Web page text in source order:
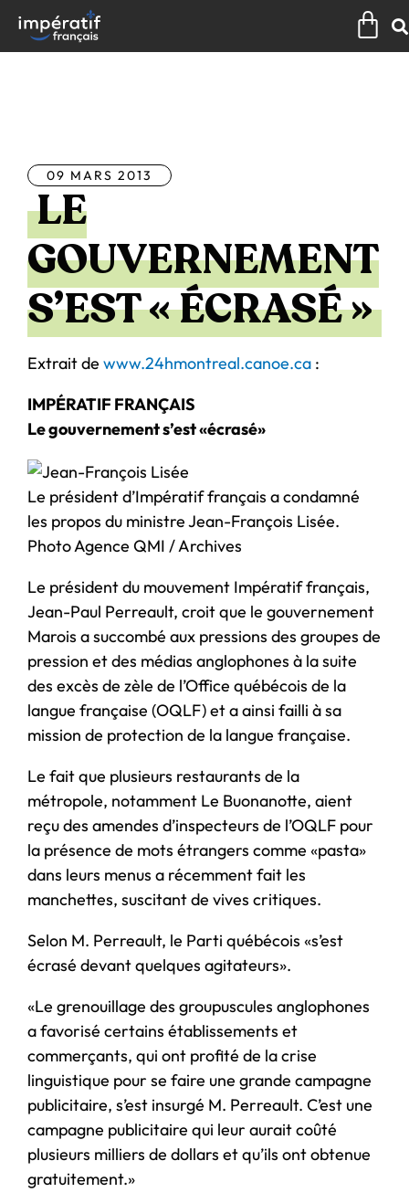
contenu
09 MARS 2013
LE
GOUVERNEMENT
S’EST « ÉCRASÉ »
Extrait de www.24hmontreal.canoe.ca :
IMPÉRATIF FRANÇAIS
Le gouvernement s’est «écrasé»
Le président d’Impératif français a condamné
les propos du ministre Jean-François Lisée.
Photo Agence QMI / Archives
Le président du mouvement Impératif français,
Jean-Paul Perreault, croit que le gouvernement
Marois a succombé aux pressions des groupes de
pression et des médias anglophones à la suite
des excès de zèle de l’Office québécois de la
langue française (OQLF) et a ainsi failli à sa
mission de protection de la langue française.
Le fait que plusieurs restaurants de la
métropole, notamment Le Buonanotte, aient
reçu des amendes d’inspecteurs de l’OQLF pour
la présence de mots étrangers comme «pasta»
dans leurs menus a récemment fait les
manchettes, suscitant de vives critiques.
Selon M. Perreault, le Parti québécois «s’est
écrasé devant quelques agitateurs».
«Le grenouillage des groupuscules anglophones
a favorisé certains établissements et
commerçants, qui ont profité de la crise
linguistique pour se faire une grande campagne
publicitaire, s’est insurgé M. Perreault. C’est une
campagne publicitaire qui leur aurait coûté
plusieurs milliers de dollars et qu’ils ont obtenue
gratuitement.»